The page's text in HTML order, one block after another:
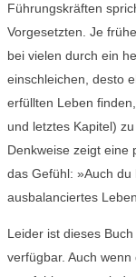
Führungskräften
Vorgesetzten. Je
bei vielen durch ein
einschleichen, desto
erfüllten Leben
und letztes Kapitel)
Denkweise zeigt eine
das Gefühl: »Auch
ausbalanciertes
Leider ist dieses
verfügbar. Auch